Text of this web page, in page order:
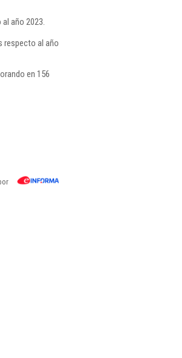
año 2023.
respecto al año
en 156